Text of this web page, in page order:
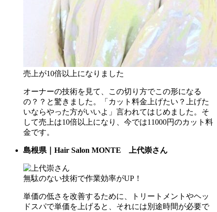
売上が10倍以上になりました
オーナーの技術を見て、この切り方でこの形になる
の？？と驚きました。「カット料金上げたい？上げた
いならやった方がいいよ」言われてはじめました。そ
して売上は10倍以上になり、今では11000円のカット料
金です。
島根県｜Hair Salon MONTE 上代崇さん
無駄のない技術で作業効率がUP！
単価の低さを改善するために、トリートメントやヘッ
ドスパで単価を上げると、それには別途時間が必要で